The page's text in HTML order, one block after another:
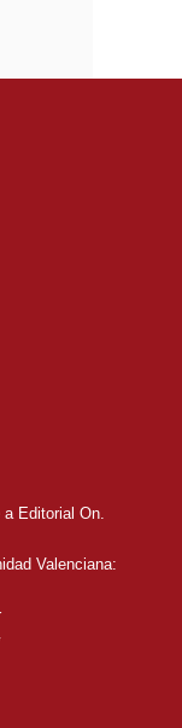
a Editorial On.
Valenciana: